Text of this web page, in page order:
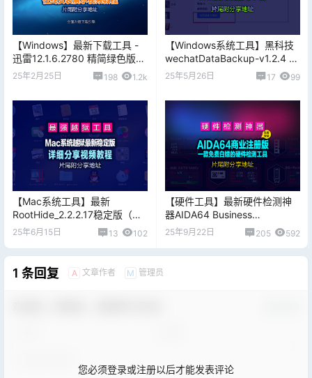
【Windows】最新下载工具 -
迅雷12.1.6.2780 精简绿色版
【20250224】
25年2月25日 198 1.2k
【Windows系统工具】黑科技
wechatDataBackup-v1.2.4 微
信聊天记录数据导出工具，让
25年5月26日 17 99
【Mac系统工具】最新
RootHide_2.2.2.17稳定版（最
强越狱工具，自带屏蔽工
具），片尾付工具下载地址
25年6月15日 13 102
【硬件工具】最新硬件检测神
器AIDA64 Business
v8.00.8000商业注册版无需安
装，片尾附工具下载地址
25年9月22日 205 592
1 条回复 A 文章作者 M 管理员
您必须登录或注册以后才能发表评论